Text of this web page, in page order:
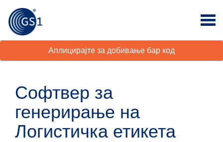
Аплицирајте за добивање бар код
Софтвер за
генерирање на
Логистичка етикета